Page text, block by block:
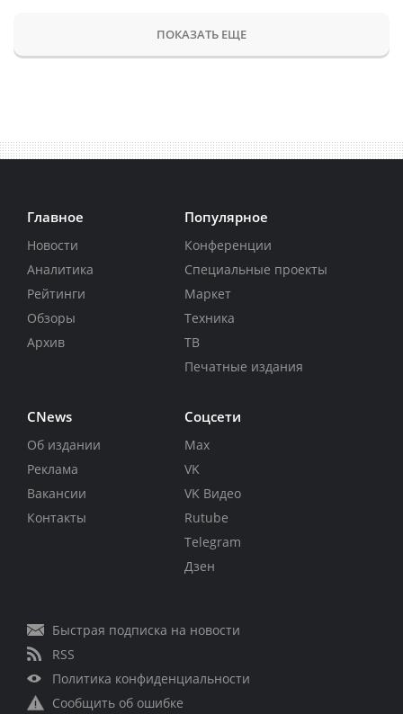
ПОКАЗАТЬ ЕЩЕ
Главное
Новости
Аналитика
Рейтинги
Обзоры
Архив
Популярное
Конференции
Специальные проекты
Маркет
Техника
ТВ
Печатные издания
CNews
Об издании
Реклама
Вакансии
Контакты
Соцсети
Max
VK
VK Видео
Rutube
Telegram
Дзен
Быстрая подписка на новости
RSS
Политика конфиденциальности
Сообщить об ошибке